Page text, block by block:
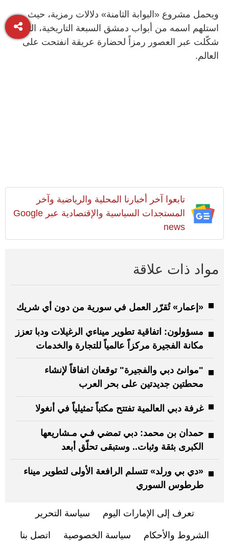
ويحمل مشروع «البوابة الثامنة» دلالات رمزية، حيث
استلهم اسمه من أبواب دمشق السبعة التاريخية، التي
شكّلت عبر العصور رمزاً لحضارة عريقة انفتحت على
العالم.
تابعوا آخر أخبارنا المحلية والرياضية وآخر
المستجدات السياسية والإقتصادية عبر Google
news
مواد ذات علاقة
«إعمار» تُقرّر العمل في سورية من دون أي شريك
مسؤولون: اتفاقية تطوير ميناءي الرغيلات ودبا تعزز
مكانة الفجيرة مركزاً عالمياً للتجارة والخدمات
"موانئ دبي والفجيرة" توقعان اتفاقاً لإنشاء
محطتين جديدتين على بحر العرب
غرفة دبي العالمية تفتتح مكتباً تمثيلياً في أنغولا
حمدان بن محمد: دبي تمضي فـي مـشاريعها
الكبرى بثقة وثبات.. وستبقى تحلّق أبعد
«دي بي ورلد» تتسلم الرافعة الأولى لتطوير ميناء
طرطوس السوري
تعرف إلى الإمارات اليوم سياسة التحرير
الشروط والأحكام سياسة الخصوصية اتصل بنا